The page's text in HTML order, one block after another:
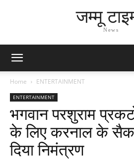
जम्मू
News
Home ENTERTAINMENT
ENTERTAINMENT
भगवान परशुराम
के लिए करनाल के
दिया निमंत्रण